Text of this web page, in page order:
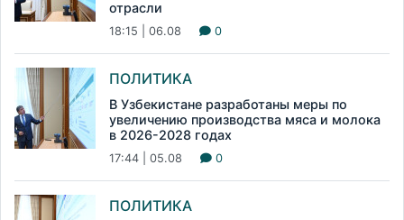
отрасли
18:15 | 06.08 0
ПОЛИТИКА
В Узбекистане разработаны меры по
увеличению производства мяса и молока
в 2026-2028 годах
17:44 | 05.08 0
ПОЛИТИКА